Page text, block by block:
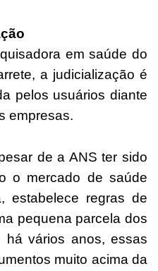
em saúde do
a judicialização é
pelos usuários diante
empresas.
de a ANS ter sido
o mercado de saúde
estabelece regras de
pequena parcela dos
há vários anos, essas
muito acima da